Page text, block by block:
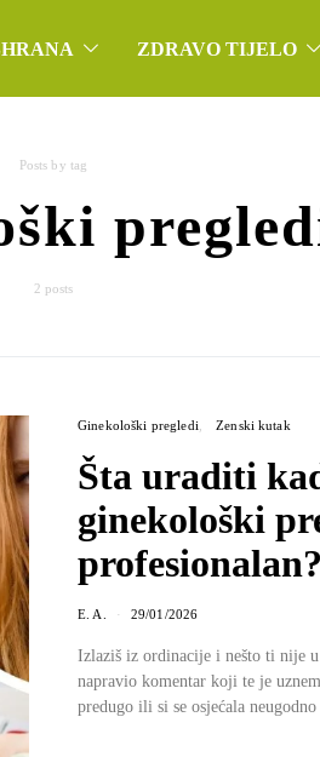
ZDRAVO TIJELO
Posts by tag
2 posts
Ginekološki pregledi Zenski kutak
Šta uraditi
ginekološki
profesionalan?
E. A. 29/01/2026
Izlaziš iz ordinacije i nešto ti nije
napravio komentar koji te je
predugo ili si se osjećala neugodno